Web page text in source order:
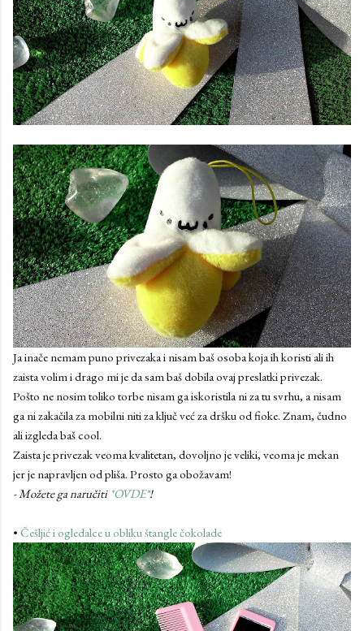
Ja inače nemam puno privezaka i nisam baš osoba koja ih koristi ali ih
zaista volim i drago mi je da sam baš dobila ovaj preslatki privezak.
Pošto ne nosim toliko torbe nisam ga iskoristila ni za tu svrhu, a nisam
ga ni zakačila za mobilni niti za ključ već za dršku od fioke. Znam, čudno
ali izgleda baš cool.
Zaista je privezak veoma kvalitetan, dovoljno je veliki, veoma je mekan
jer je napravljen od pliša. Prosto ga obožavam!
- Možete ga naručiti *OVDE*!
• Češljić i ogledalce u obliku štangle čokolade